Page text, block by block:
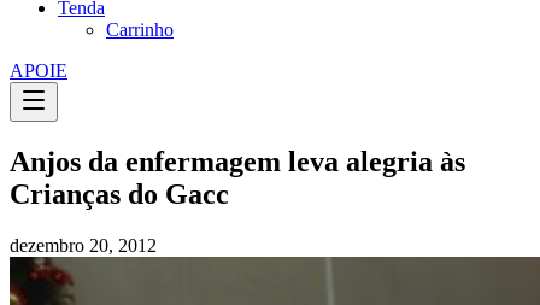
Tenda
Carrinho
APOIE
Anjos da enfermagem leva alegria às
Crianças do Gacc
dezembro 20, 2012